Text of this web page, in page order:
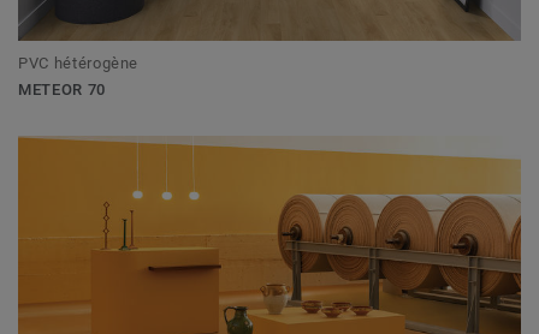
PVC hétérogène
METEOR 70